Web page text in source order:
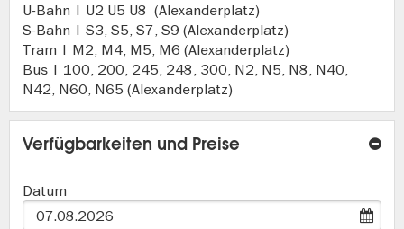
U-Bahn | U2 U5 U8 (Alexanderplatz)
S-Bahn | S3, S5, S7, S9 (Alexanderplatz)
Tram | M2, M4, M5, M6 (Alexanderplatz)
Bus | 100, 200, 245, 248, 300, N2, N5, N8, N40,
N42, N60, N65 (Alexanderplatz)
Verfügbarkeiten und Preise
Datum